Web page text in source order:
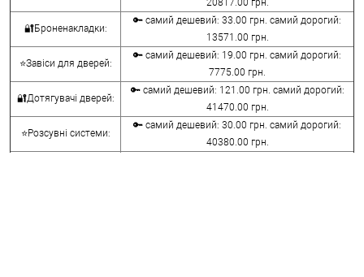
20817.00 грн.
🔐Броненакладки:
🔑 самий дешевий: 33.00 грн. самий дорогий:
13571.00 грн.
⭐Завіси для дверей:
🔑 самий дешевий: 19.00 грн. самий дорогий:
7775.00 грн.
🔐Дотягувачі дверей:
🔑 самий дешевий: 121.00 грн. самий дорогий:
41470.00 грн.
⭐Розсувні системи:
🔑 самий дешевий: 30.00 грн. самий дорогий:
40380.00 грн.